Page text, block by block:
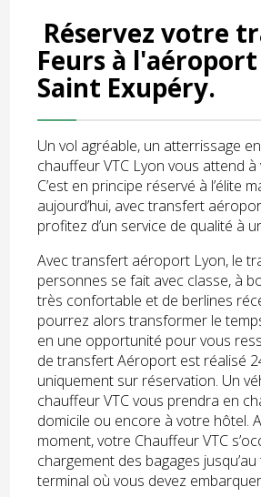
Réservez votre
Feurs à
Saint Exupéry.
Un vol agréable, un atterrissage
chauffeur VTC Lyon vous attend
C’est en principe réservé à l’élite
aujourd’hui, avec transfert
profitez d’un service de qualité à
Avec transfert aéroport Lyon, le
personnes se fait avec classe, à
très confortable et de berlines
pourrez alors transformer le
en une opportunité pour vous
de transfert Aéroport est réalisé
uniquement sur réservation. Un
chauffeur VTC vous prendra en
domicile ou encore à votre hôtel.
moment, votre Chauffeur VTC
chargement des bagages
terminal où vous devez